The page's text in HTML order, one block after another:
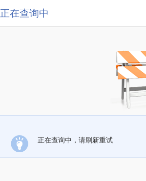
正在查询中
正在查询中，请刷新重试